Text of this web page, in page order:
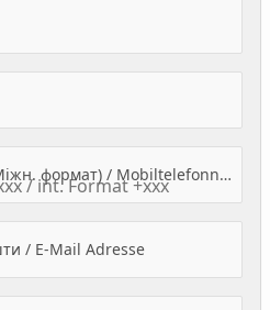
Required)
Міжнародний формат (Міжн. формат) / Mobiltelefonnummer
/ E-Mail Adresse(Value Required)